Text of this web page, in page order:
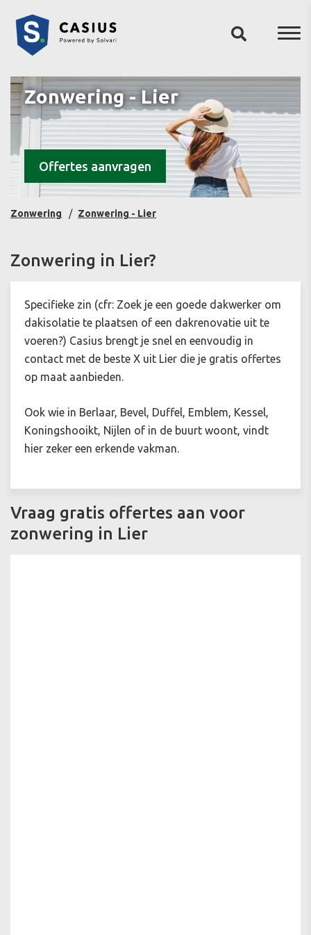
Zonwering - Lier
Offertes aanvragen
Zonwering Zonwering - Lier
Zonwering in Lier?
Specifieke zin (cfr: Zoek je een goede dakwerker om
dakisolatie te plaatsen of een dakrenovatie uit te
voeren?) Casius brengt je snel en eenvoudig in
contact met de beste X uit Lier die je gratis offertes
op maat aanbieden.
Ook wie in Berlaar, Bevel, Duffel, Emblem, Kessel,
Koningshooikt, Nijlen of in de buurt woont, vindt
hier zeker een erkende vakman.
Vraag gratis offertes aan voor
zonwering in Lier